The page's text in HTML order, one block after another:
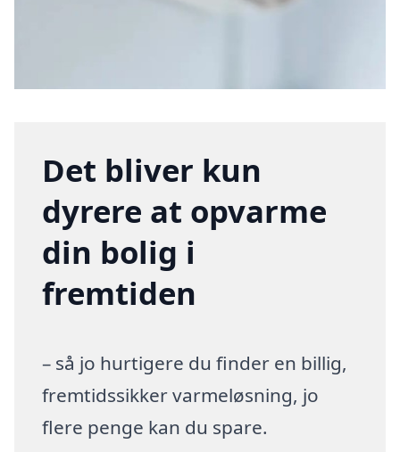
Det bliver kun
dyrere at opvarme
din bolig i
fremtiden
– så jo hurtigere du finder en billig,
fremtidssikker varmeløsning, jo
flere penge kan du spare.